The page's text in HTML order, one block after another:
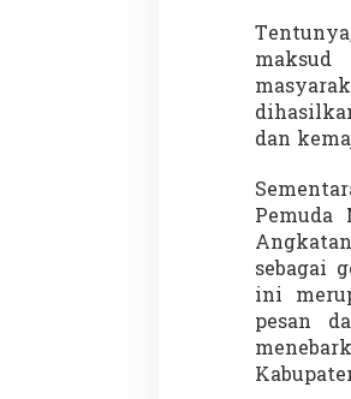
dan
Pemuda
sebagai
ini
pesan